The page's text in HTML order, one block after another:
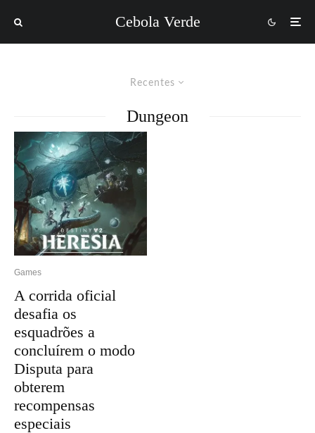
Cebola Verde
Recentes
Dungeon
Games
A corrida oficial
desafia os
esquadrões a
concluírem o modo
Disputa para
obterem
recompensas
especiais